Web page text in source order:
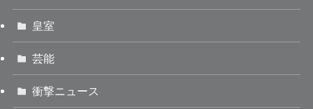
皇室
芸能
衝撃ニュース